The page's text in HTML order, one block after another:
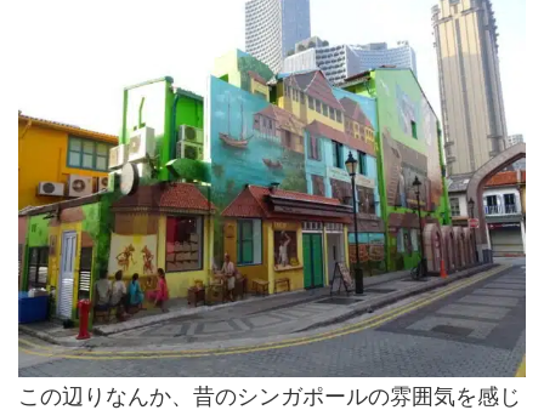
この辺りなんか、昔のシンガポールの雰囲気を感じ